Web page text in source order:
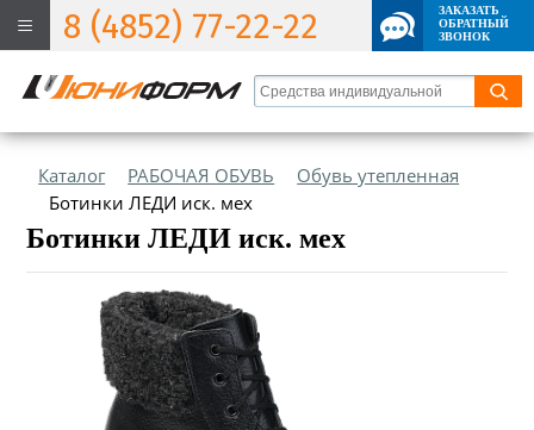
8 (4852) 77-22-22
ЗАКАЗАТЬ
ОБРАТНЫЙ
ЗВОНОК
Каталог РАБОЧАЯ ОБУВЬ
Обувь утепленная
Ботинки ЛЕДИ иск. мех
Ботинки ЛЕДИ иск. мех